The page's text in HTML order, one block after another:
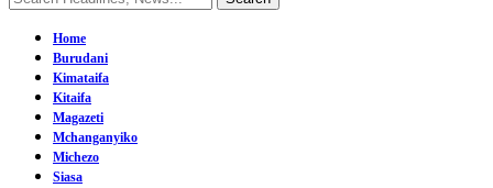
Home
Burudani
Kimataifa
Kitaifa
Magazeti
Mchanganyiko
Michezo
Siasa